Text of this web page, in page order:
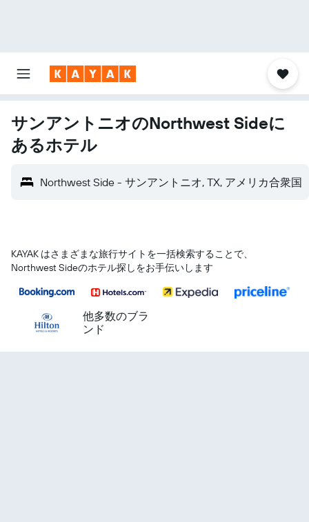
サンアントニオのNorthwest Sideに
あるホテル
Northwest Side - サンアントニオ, TX, アメリカ合衆国
KAYAK はさまざまな旅行サイトを一括検索することで、
Northwest Sideのホテル探しをお手伝いします
他多数のブラ
ンド